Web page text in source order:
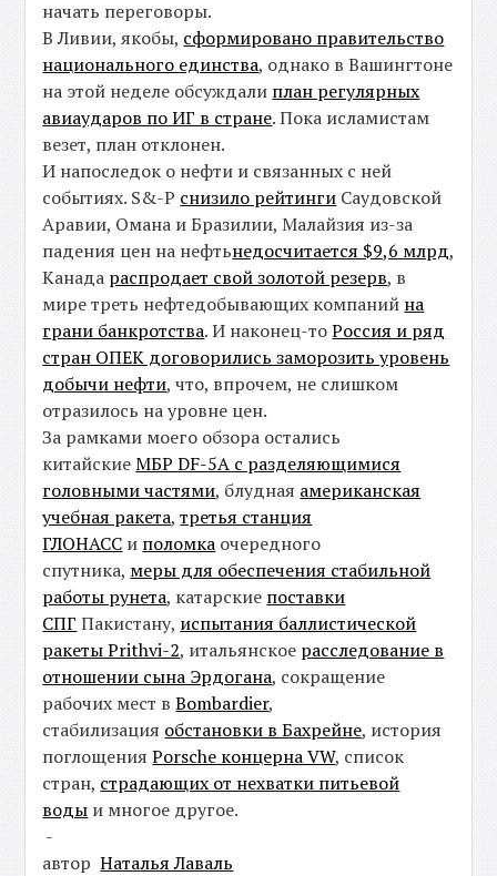
начать переговоры.
В Ливии, якобы, сформировано правительство
национального единства, однако в Вашингтоне
на этой неделе обсуждали план регулярных
авиаударов по ИГ в стране. Пока исламистам
везет, план отклонен.
И напоследок о нефти и связанных с ней
событиях. S&-P снизило рейтинги Саудовской
Аравии, Омана и Бразилии, Малайзия из-за
падения цен на нефтьнедосчитается $9,6 млрд,
Канада распродает свой золотой резерв, в
мире треть нефтедобывающих компаний на
грани банкротства. И наконец-тоРоссия и ряд
стран ОПЕК договорились заморозить уровень
добычи нефти, что, впрочем, не слишком
отразилось на уровне цен.
За рамками моего обзора остались
китайскиеМБР DF-5A с разделяющимися
головными частями, блудная американская
учебная ракета,третья станция
ГЛОНАСС и поломка очередного
спутника, меры для обеспечения стабильной
работы рунета, катарские поставки
СПГ Пакистану, испытания баллистической
ракеты Prithvi-2, итальянское расследование в
отношении сына Эрдогана, сокращение
рабочих мест вBombardier,
стабилизация обстановки в Бахрейне, история
поглощенияPorsche концерна VW, список
стран, страдающих от нехватки питьевой
воды и многое другое.
-
авторНаталья Лаваль